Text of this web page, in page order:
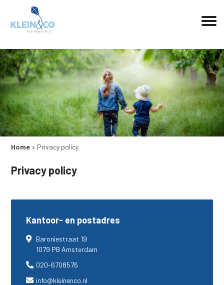
Home » Privacy policy
Privacy policy
Kantoor- en postadres
Baroniestraat 19
1079 PB Amsterdam
020-6708576
info@kleinenco.nl